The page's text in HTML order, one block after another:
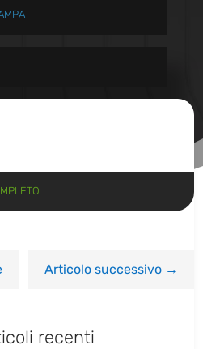
Articolo successivo→
recenti